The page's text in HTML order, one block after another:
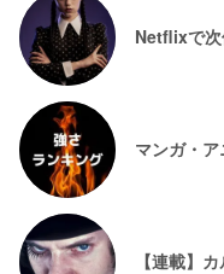
Netflixで次
マンガ・
【連載】